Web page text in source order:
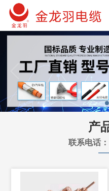
产
联系电话